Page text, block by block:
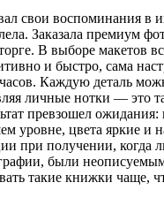
свои воспоминания в
Заказала премиум
В выборе макетов
и быстро, сама
Каждую деталь
личные нотки — это
превзошел ожидания:
уровне, цвета яркие и
при получении, когда
были
такие книжки чаще,